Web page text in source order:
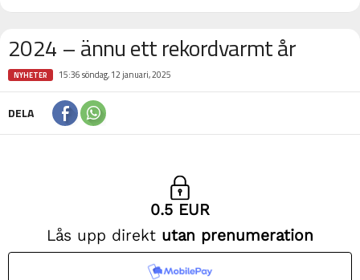
2024 – ännu ett rekordvarmt år
NYHETER 15:36 söndag, 12 januari, 2025
DELA